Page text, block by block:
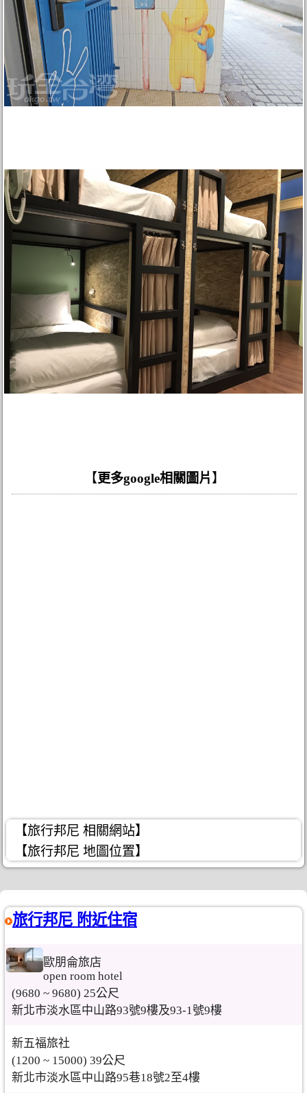
【 更多google相關圖片 】
【旅行邦尼 相關網站】
【旅行邦尼 地圖位置】
旅行邦尼 附近住宿
歐朋侖旅店
open room hotel
(9680 ~ 9680) 25公尺
新北市淡水區中山路93號9樓及93-1號9樓
新五福旅社
(1200 ~ 15000) 39公尺
新北市淡水區中山路95巷18號2至4樓